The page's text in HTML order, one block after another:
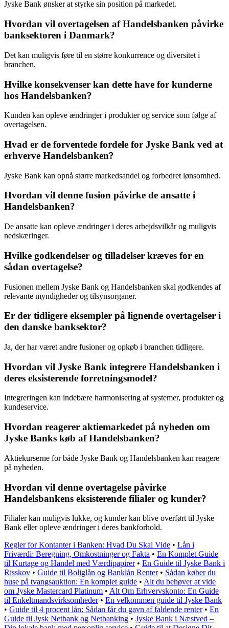
Jyske Bank ønsker at styrke sin position på markedet.
Hvordan vil overtagelsen af Handelsbanken påvirke
banksektoren i Danmark?
Det kan muligvis føre til en større konkurrence og diversitet i
branchen.
Hvilke konsekvenser kan dette have for kunderne
hos Handelsbanken?
Kunden kan opleve ændringer i produkter og service som følge af
overtagelsen.
Hvad er de forventede fordele for Jyske Bank ved at
erhverve Handelsbanken?
Jyske Bank kan opnå større markedsandel og forbedret lønsomhed.
Hvordan vil denne fusion påvirke de ansatte i
Handelsbanken?
De ansatte kan opleve ændringer i deres arbejdsvilkår og muligvis
nedskæringer.
Hvilke godkendelser og tilladelser kræves for en
sådan overtagelse?
Fusionen mellem Jyske Bank og Handelsbanken skal godkendes af
relevante myndigheder og tilsynsorganer.
Er der tidligere eksempler på lignende overtagelser i
den danske banksektor?
Ja, der har været andre fusioner og opkøb i branchen tidligere.
Hvordan vil Jyske Bank integrere Handelsbanken i
deres eksisterende forretningsmodel?
Integreringen kan indebære harmonisering af systemer, produkter og
kundeservice.
Hvordan reagerer aktiemarkedet på nyheden om
Jyske Banks køb af Handelsbanken?
Aktiekurserne for både Jyske Bank og Handelsbanken kan reagere
på nyheden.
Hvordan vil denne overtagelse påvirke
Handelsbankens eksisterende filialer og kunder?
Filialer kan muligvis lukke, og kunder kan blive overført til Jyske
Bank eller opleve ændringer i deres bankforhold.
Regler for Kontanter i Banken: Hvad Du Skal Vide • Lån i
Friværdi: Beregning, Omkostninger og Fakta • En Komplet Guide
til Kurtage og Handel med Værdipapirer• En Guide til Jyske Bank i
Risskov • Guide til Boliglån og Banklån Renter• Sådan køber du
huse på tvangsauktion: En komplet guide • Alt du behøver at vide
om Jyske Mastercard Platinum • Alt Om Erhvervskonto: En Guide
til Enkeltmandsvirksomheder• En velkommen guide til Jyske Bank
• Guide til 4 procent lån: Sådan får du gavn af faldende renter• En
Guide til Jysk Netbank og Netbanking • Jyske Bank i Næstved –